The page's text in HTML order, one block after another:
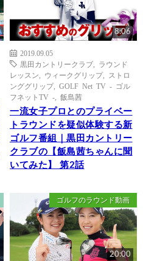
8:06
2019.09.05
黒田カントリークラブ
ラウンド
レッスン
ウィークグリップ,
ストロ
ンググリップ, GOLF Net TV - ゴル
フネットTV -
飯島茜
一流女子プロとのプライベー
トラウンドを疑似体験する新
ゴルフ番組｜黒田カントリー
クラブの【飯島茜ちゃんに聞
いてみた】 第2話
ゴルフのラウンド動画
20:00